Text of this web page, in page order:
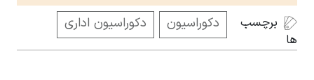
کابینت سازهای سلام ساختمان هست.
امیدوارم بعد از خوندن مقالاتم به جواب
سوالاتتون برسید.
برچسب
ها
دکوراسیون دکوراسیون اداری